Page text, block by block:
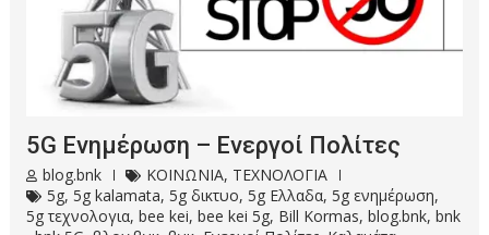
5G Ενημέρωση – Ενεργοί Πολίτες
blog.bnk ΚΟΙΝΩΝΙΑ, ΤΕΧΝΟΛΟΓΙΑ
5g,5g kalamata,5g δικτυο,5g Ελλαδα,5g ενημέρωση,
5g τεχνολογια,bee kei,bee kei 5g, Bill Kormas,blog.bnk,bnk